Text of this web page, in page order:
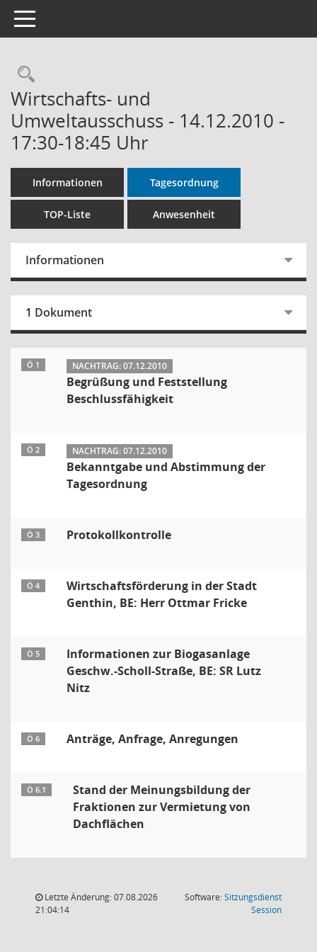
Toggle navigation
Rechercheauswahl
Wirtschafts- und
Umweltausschuss - 14.12.2010 -
17:30-18:45 Uhr
Informationen Tagesordnung
TOP-Liste Anwesenheit
Informationen
1 Dokument
Ö 1 NACHTRAG: 07.12.2010
Begrüßung und Feststellung
Beschlussfähigkeit
Ö 2 NACHTRAG: 07.12.2010
Bekanntgabe und Abstimmung der
Tagesordnung
Ö 3 Protokollkontrolle
Ö 4
Wirtschaftsförderung in der Stadt
Genthin, BE: Herr Ottmar Fricke
Ö 5
Informationen zur Biogasanlage
Geschw.-Scholl-Straße, BE: SR Lutz
Nitz
Ö 6 Anträge, Anfrage, Anregungen
Ö 6.1
Stand der Meinungsbildung der
Fraktionen zur Vermietung von
Dachflächen
Letzte Änderung: 07.08.2026
21:04:14
Software:Sitzungsdienst
Session(Wird in